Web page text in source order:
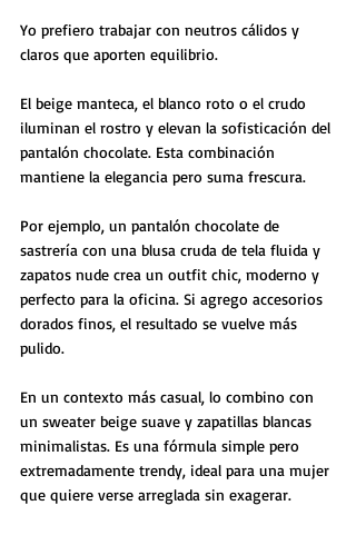
Yo prefiero trabajar con neutros cálidos y
claros que aporten equilibrio.
El beige manteca, el blanco roto o el crudo
iluminan el rostro y elevan la sofisticación del
pantalón chocolate. Esta combinación
mantiene la elegancia pero suma frescura.
Por ejemplo, un pantalón chocolate de
sastrería con una blusa cruda de tela fluida y
zapatos nude crea un outfit chic, moderno y
perfecto para la oficina. Si agrego accesorios
dorados finos, el resultado se vuelve más
pulido.
En un contexto más casual, lo combino con
un sweater beige suave y zapatillas blancas
minimalistas. Es una fórmula simple pero
extremadamente trendy, ideal para una mujer
que quiere verse arreglada sin exagerar.